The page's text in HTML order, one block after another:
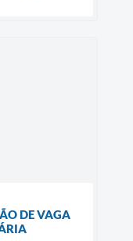
DE VAGA